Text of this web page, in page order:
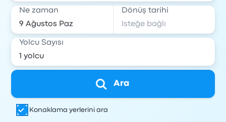
Ne zaman Dönüş tarihi
Yolcu Sayısı
Ara
Konaklama yerlerini ara